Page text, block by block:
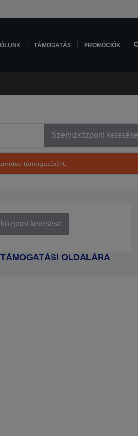
TÁMOGATÁS PROMÓCIÓK
Szervizközpont keresése
támogatásért.
keresése
OLDALÁRA